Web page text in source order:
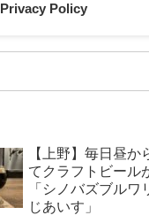
Privacy Policy
【上野】毎日昼か
てクラフトビール
「シノバズブルワ
じあいす」